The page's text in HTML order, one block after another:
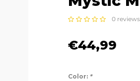
0
€44,99
Color: *